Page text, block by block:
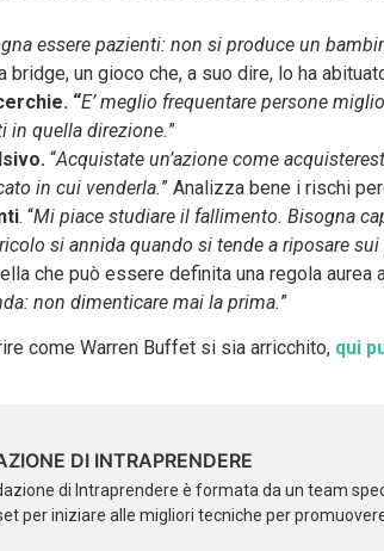
essere pazienti: non si produce un
bridge, un gioco che, a suo dire, lo ha
“E’ meglio frequentare persone
in quella direzione.”
“Acquistate un’azione come
in cui venderla.” Analizza bene i rischi
. “Mi piace studiare il fallimento. Bisogna
si annida quando si tende a riposare
che può essere definita una regola
non dimenticare mai la prima.”
come Warren Buffet si sia arricchito, qui
DI INTRAPRENDERE
di Intraprendere è formata da un team
per iniziare alle migliori tecniche per